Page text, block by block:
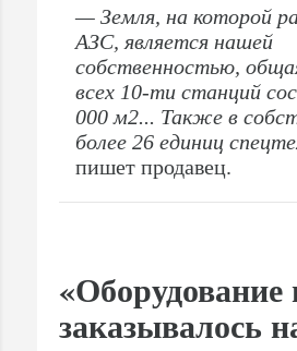
— Земля, на которой
АЗС, является нашей
собственностью,
всех 10-ти станций
000 м2... Также в
более 26 единиц
пишет продавец.
«Оборудование
заказывалось